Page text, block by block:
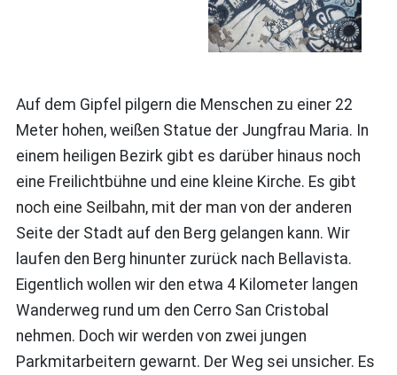
Auf dem Gipfel pilgern die Menschen zu einer 22
Meter hohen, weißen Statue der Jungfrau Maria. In
einem heiligen Bezirk gibt es darüber hinaus noch
eine Freilichtbühne und eine kleine Kirche. Es gibt
noch eine Seilbahn, mit der man von der anderen
Seite der Stadt auf den Berg gelangen kann. Wir
laufen den Berg hinunter zurück nach Bellavista.
Eigentlich wollen wir den etwa 4 Kilometer langen
Wanderweg rund um den Cerro San Cristobal
nehmen. Doch wir werden von zwei jungen
Parkmitarbeitern gewarnt. Der Weg sei unsicher. Es